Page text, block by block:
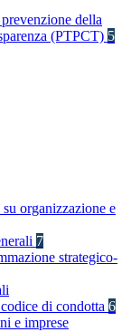
della
(PTPCT) 5
organizzazione e
7
strategico-
di condotta 6
e imprese